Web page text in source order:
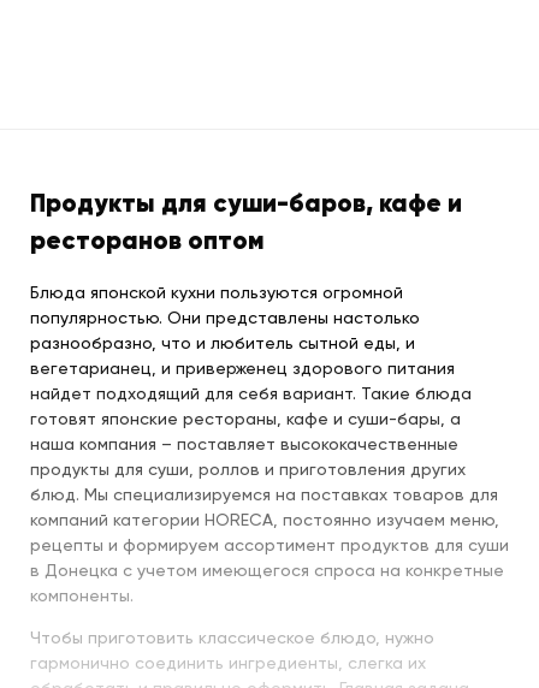
Продукты для суши-баров, кафе и
ресторанов оптом
Блюда японской кухни пользуются огромной
популярностью. Они представлены настолько
разнообразно, что и любитель сытной еды, и
вегетарианец, и приверженец здорового питания
найдет подходящий для себя вариант. Такие блюда
готовят японские рестораны, кафе и суши-бары, а
наша компания – поставляет высококачественные
продукты для суши, роллов и приготовления других
блюд. Мы специализируемся на поставках товаров для
компаний категории HORECA, постоянно изучаем меню,
рецепты и формируем ассортимент продуктов для суши
в Донецка с учетом имеющегося спроса на конкретные
компоненты.
Чтобы приготовить классическое блюдо, нужно
гармонично соединить ингредиенты, слегка их